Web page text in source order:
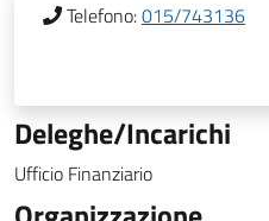
Telefono:015/743136
Deleghe/Incarichi
Ufficio Finanziario